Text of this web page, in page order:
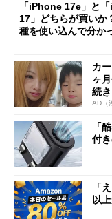
「iPhone 17e」と
17」どちらが買い
種を使い込んで分か
カ
ヶ
続
AD（
「
付
「
以